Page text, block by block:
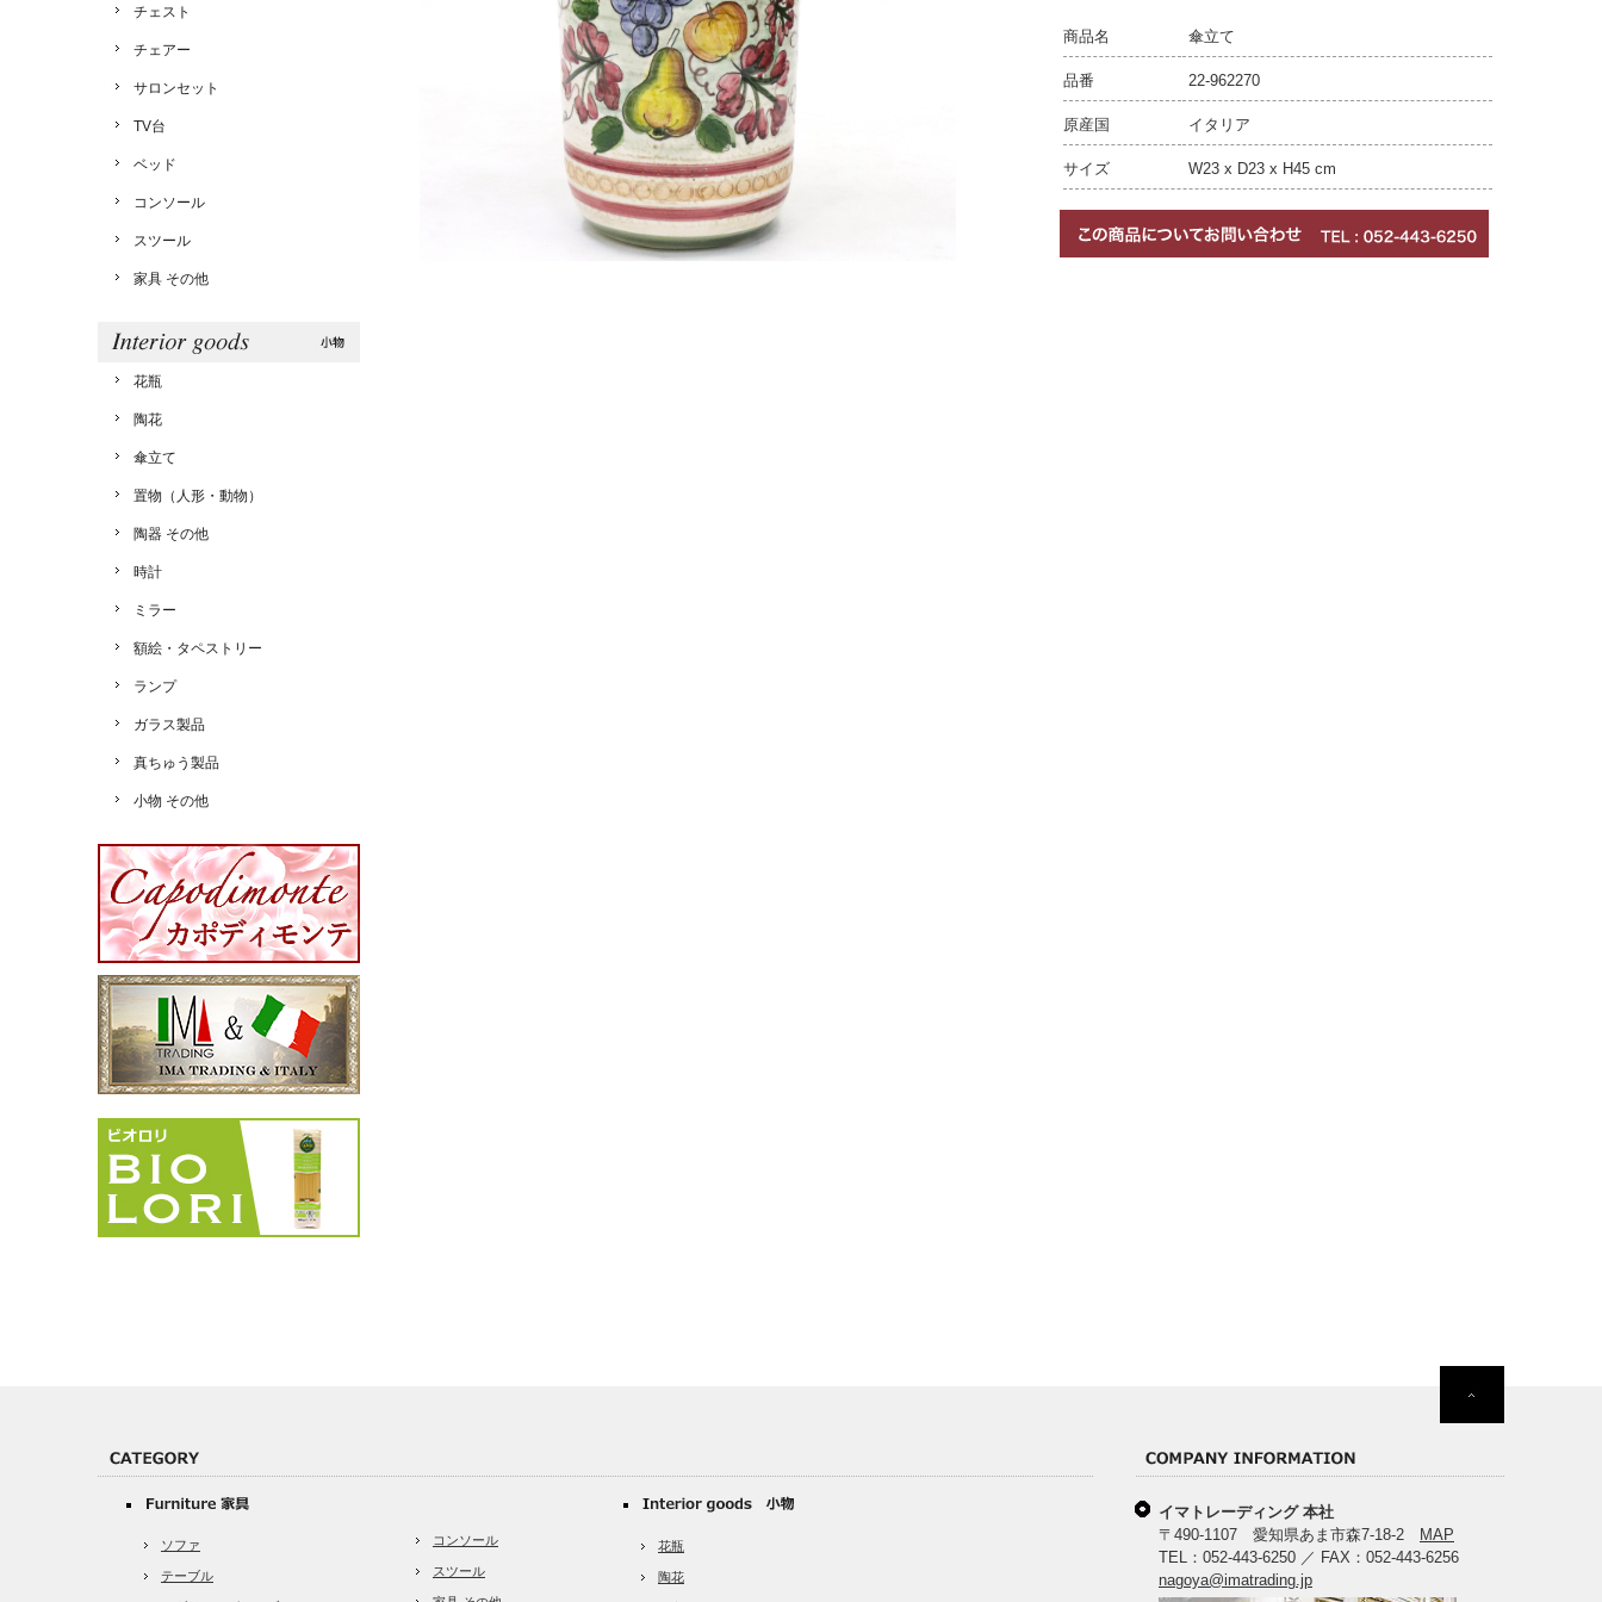
商品名 傘立て
品番 22-962270
原産国 イタリア
サイズ W23 x D23 x H45 cm
チェスト
チェアー
サロンセット
TV台
ベッド
コンソール
スツール
家具 その他
花瓶
陶花
傘立て
置物（人形・動物）
陶器 その他
時計
ミラー
額絵・タペストリー
ランプ
ガラス製品
真ちゅう製品
小物 その他
ソファ
テーブル
コンソール
スツール
花瓶
陶花
イマトレーディング 本社
〒490-1107 愛知県あま市森7-18-2
MAP
TEL：052-443-6250 ／ FAX：052-443-6256
nagoya@imatrading.jp